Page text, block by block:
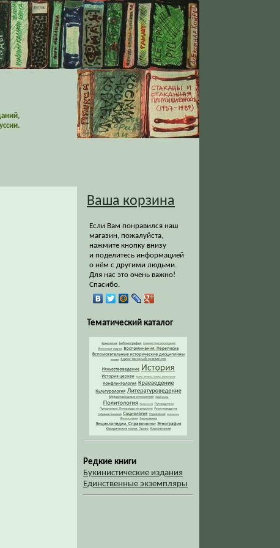
Ваша корзина
Если Вам понравился наш
магазин, пожалуйста,
нажмите кнопку внизу
и поделитесь информацией
о нём с другими людьми.
Для нас это очень важно!
Спасибо.
Тематический каталог
Редкие книги
Букинистические издания
Единственные экземпляры